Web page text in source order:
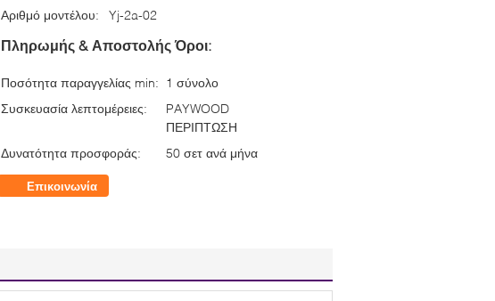
Αριθμό μοντέλου:
Yj-2a-02
Πληρωμής & Αποστολής Όροι:
Ποσότητα παραγγελίας min: 1 σύνολο
Συσκευασία λεπτομέρειες:
PAYWOOD
ΠΕΡΙΠΤΩΣΗ
Δυνατότητα προσφοράς:
50 σετ ανά μήνα
Επικοινωνία